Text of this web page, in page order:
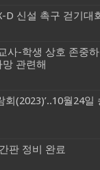
D 신설 촉구 걷기대
사-학생 상호 존중
관련해
회(2023)’..10월24
판 정비 완료